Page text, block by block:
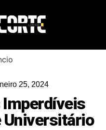
25, 2024
Imperdíveis
Universitário